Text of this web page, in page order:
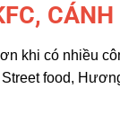
CÁNH
khi có nhiều
food,